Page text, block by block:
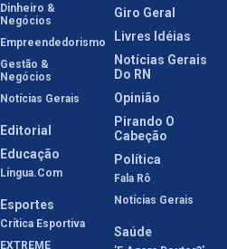
Dinheiro &
Negócios
Empreendedorismo
Gestão &
Negócios
Notícias Gerais
Editorial
Educação
Língua.com
Esportes
Crítica Esportiva
EXTREME
Giro Geral
Livres Idéias
Notícias Gerais
Do RN
Opinião
Pirando O
Cabeção
Política
Fala Rô
Notícias Gerais
Saúde